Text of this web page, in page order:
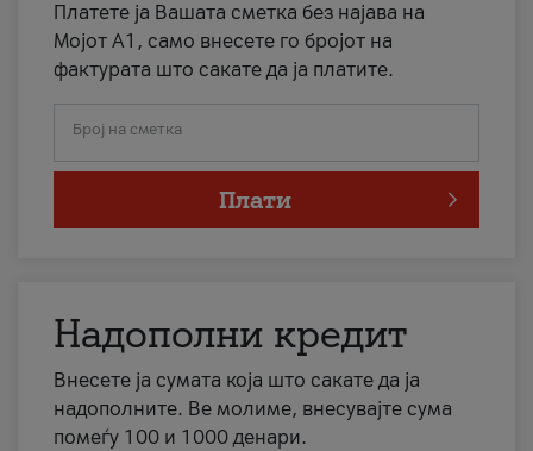
Платете ја Вашата сметка без најава на
Мојот А1, само внесете го бројот на
фактурата што сакате да ја платите.
Број на сметка
Плати
Надополни кредит
Внесете ја сумата која што сакате да ја
надополните. Ве молиме, внесувајте сума
помеѓу 100 и 1000 денари.